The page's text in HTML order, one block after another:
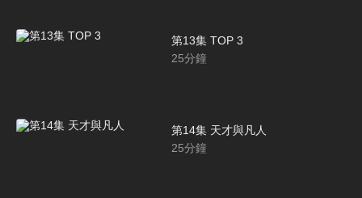
第13集 TOP 3
25分鐘
第14集 天才與凡人
25分鐘